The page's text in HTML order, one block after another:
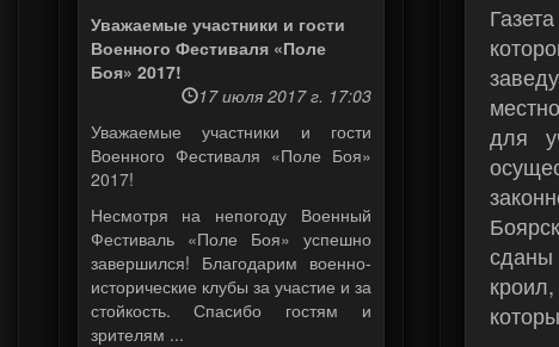
для
сданы
Уважаемые участники и гости
Военного Фестиваля «Поле
Боя» 2017!
17 июля 2017 г. 17:03
Уважаемые участники и гости
Военного Фестиваля «Поле Боя»
2017!
Несмотря на непогоду Военный
Фестиваль «Поле Боя» успешно
завершился! Благодарим военно-
исторические клубы за участие и за
стойкость. Спасибо гостям и
зрителям ...